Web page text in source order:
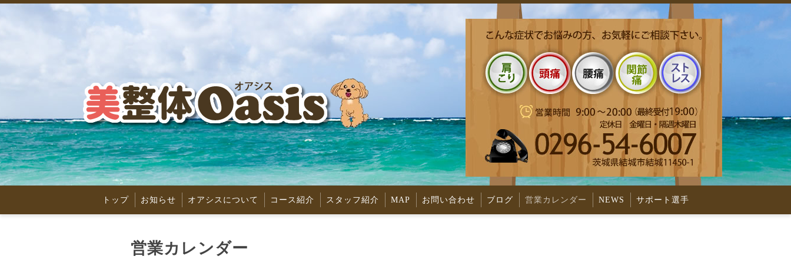
トップ お知らせ オアシスについて コース紹介 スタッフ紹介 MAP お問い合わせ ブログ 営業カレンダー NEWS サポート選手
営業カレンダー